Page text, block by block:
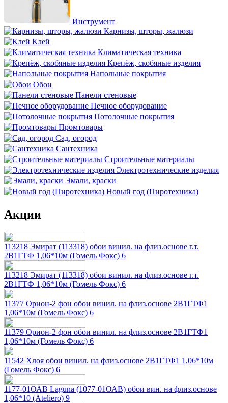
Инструмент
Карнизы, шторы, жалюзи
Клей
Климатическая техника
Крепёж, скобяные изделия
Напольные покрытия
Обои
Панели стеновые
Печное оборудование
Потолочные покрытия
Промтовары
Сад, огород
Сантехника
Строительные материалы
Электротехнические изделия
Эмали, краски
Новый год (Пиротехника)
Акции
113218 Эмират (113318) обои винил. на флиз.основе г.т.
2В1ГТФ 1,06*10м (Гомель Фокс) 6
113218 Эмират (113318) обои винил. на флиз.основе г.т.
2В1ГТФ 1,06*10м (Гомель Фокс) 6
11377 Орион-2 фон обои винил. на флиз.основе 2В1ГТФ1
1,06*10м (Гомель Фокс) 6
11379 Орион-2 фон обои винил. на флиз.основе 2В1ГТФ1
1,06*10м (Гомель Фокс) 6
11542 Хлоя обои винил. на флиз.основе 2В1ГТФ1 1,06*10м
(Гомель Фокс) 6
1177-01ОАВ Laguna (1077-01ОАВ) обои вин. на флиз.основе
1,06*10 (Ateliero) 9